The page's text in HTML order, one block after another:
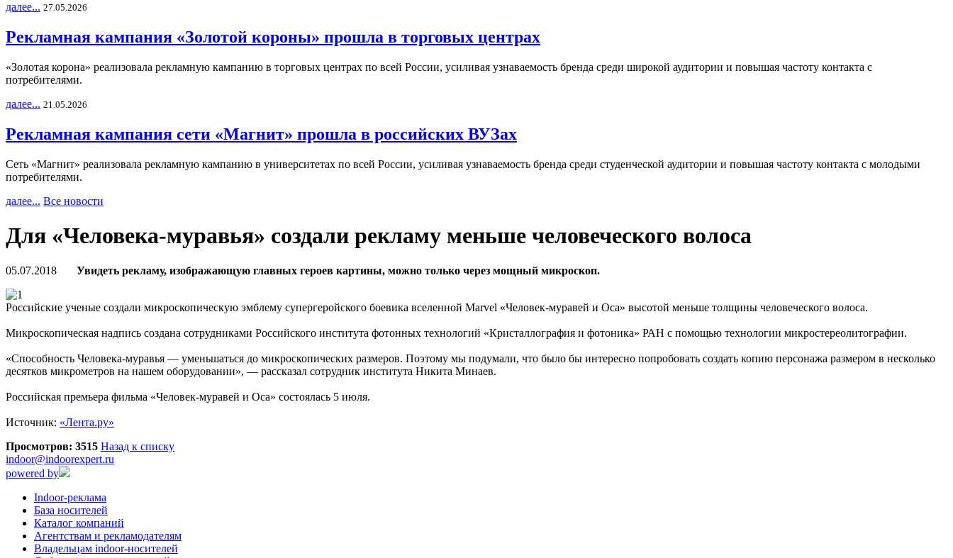
далее... 27.05.2026
Рекламная кампания «Золотой короны» прошла в торговых центрах
«Золотая корона» реализовала рекламную кампанию в торговых центрах по всей России, усиливая узнаваемость бренда среди широкой аудитории и повышая частоту контакта с
потребителями.
далее... 21.05.2026
Рекламная кампания сети «Магнит» прошла в российских ВУЗах
Сеть «Магнит» реализовала рекламную кампанию в университетах по всей России, усиливая узнаваемость бренда среди студенческой аудитории и повышая частоту контакта с молодыми
потребителями.
далее... Все новости
Для «Человека-муравья» создали рекламу меньше человеческого волоса
05.07.2018 Увидеть рекламу, изображающую главных героев картины, можно только через мощный микроскоп.
Российские ученые создали микроскопическую эмблему супергеройского боевика вселенной Marvel «Человек-муравей и Оса» высотой меньше толщины человеческого волоса.
Микроскопическая надпись создана сотрудниками Российского института фотонных технологий «Кристаллография и фотоника» РАН с помощью технологии микростереолитографии.
«Способность Человека-муравья — уменьшаться до микроскопических размеров. Поэтому мы подумали, что было бы интересно попробовать создать копию персонажа размером в несколько
десятков микрометров на нашем оборудовании», — рассказал сотрудник института Никита Минаев.
Российская премьера фильма «Человек-муравей и Оса» состоялась 5 июля.
Источник: «Лента.ру»
Просмотров: 3515 Назад к списку
indoor@indoorexpert.ru
powered by
Indoor-реклама
База носителей
Каталог компаний
Агентствам и рекламодателям
Владельцам indoor-носителей